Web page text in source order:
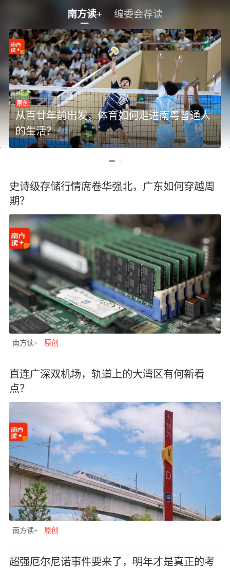
南方读+ 编委会荐读
原创
从百廿年前出发，体育如何走进南粤普通人
的生活？
史诗级存储行情席卷华强北，广东如何穿越周
期？
南方读+ 原创
直连广深双机场，轨道上的大湾区有何新看
点？
南方读+ 原创
超强厄尔尼诺事件要来了，明年才是真正的考